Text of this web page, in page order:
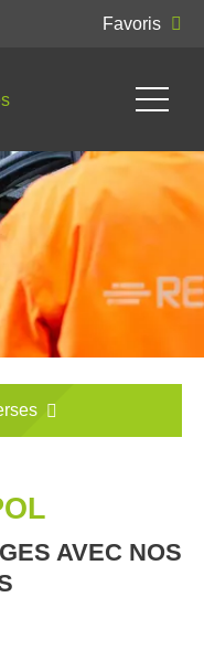
Favoris
AVEC NOS